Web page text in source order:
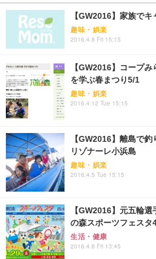
【GW2016】家族で
趣味・娯楽
2016.4.8 Fri 15:15
【GW2016】コープ
を学ぶ春まつり5/1
趣味・娯楽
2016.4.12 Tue 15:15
【GW2016】離島で
リゾナーレ小浜島
趣味・娯楽
2016.4.5 Tue 15:15
【GW2016】元五輪
の森スポーツフェスタ
生活・健康
2016.4.8 Fri 13:45